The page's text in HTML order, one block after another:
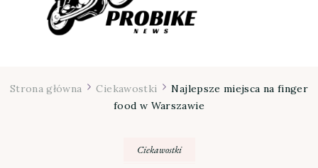
Strona główna Ciekawostki
Najlepsze miejsca na finger
food w Warszawie
Ciekawostki